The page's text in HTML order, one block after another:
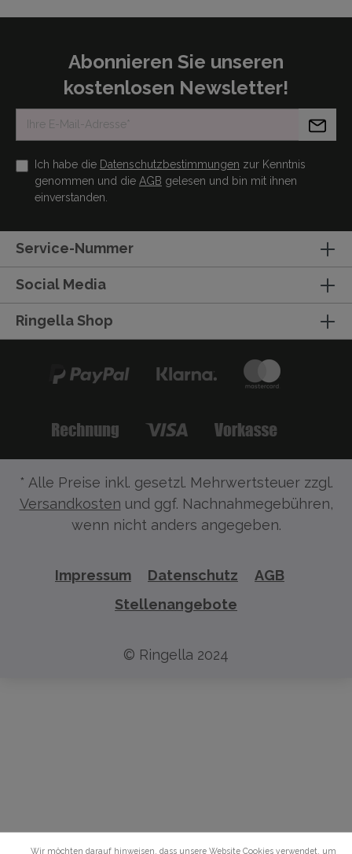
Abonnieren Sie unseren
kostenlosen Newsletter!
Ich habe die Datenschutzbestimmungen zur Kenntnis
genommen und die AGB gelesen und bin mit ihnen
einverstanden.
Service-Nummer
Social Media
Ringella Shop
* Alle Preise inkl. gesetzl. Mehrwertsteuer zzgl.
Versandkosten und ggf. Nachnahmegebühren,
wenn nicht anders angegeben.
Impressum Datenschutz
AGB
Stellenangebote
© Ringella 2024
Wir möchten darauf hinweisen, dass unsere Website Cookies verwendet, um